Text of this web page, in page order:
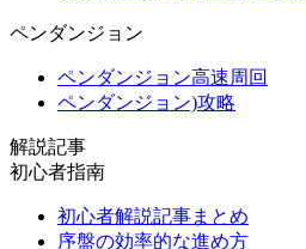
ペンダンジョン
ペンダンジョン高速周回
ペンダンジョン)攻略
解説記事
初心者指南
初心者解説記事まとめ
序盤の効率的な進め方